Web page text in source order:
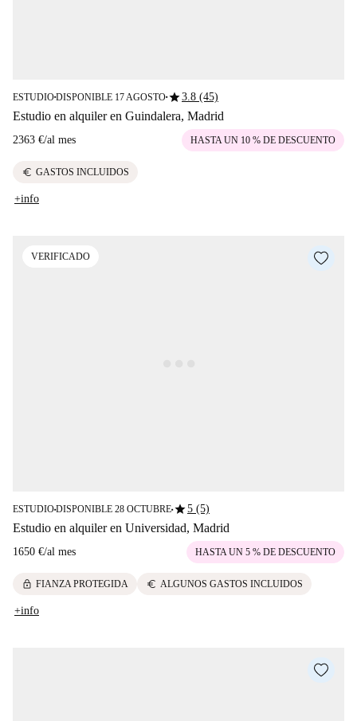
ESTUDIO■DISPONIBLE 17 AGOSTO■star3.8 (45)
Estudio en alquiler en Guindalera, Madrid
2363 €/al mes HASTA UN 10 % DE DESCUENTO
euro GASTOS INCLUIDOS
+info
VERIFICADO
ESTUDIO■DISPONIBLE 28 OCTUBRE■star5 (5)
Estudio en alquiler en Universidad, Madrid
1650 €/al mes HASTA UN 5 % DE DESCUENTO
lock FIANZA PROTEGIDA euro ALGUNOS GASTOS INCLUIDOS
+info